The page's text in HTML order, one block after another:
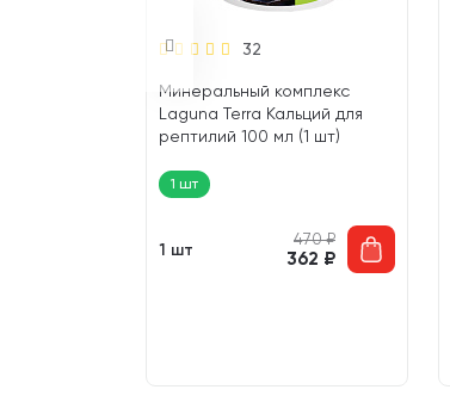
32
Минеральный комплекс
Laguna Terra Кальций для
рептилий 100 мл (1 шт)
1 шт
1 шт
470₽
362 ₽